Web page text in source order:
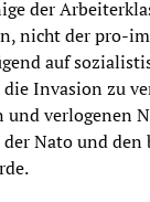
der
nicht der pro-
auf
Invasion zu
und verlogenen
Nato und den